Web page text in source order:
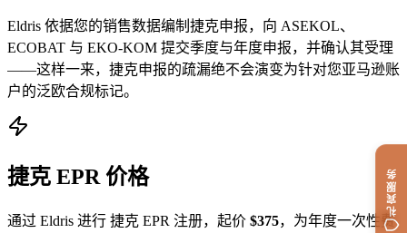
Eldris 依据您的销售数据编制捷克申报，向 ASEKOL、
ECOBAT 与 EKO-KOM 提交季度与年度申报，并确认其受理
——这样一来，捷克申报的疏漏绝不会演变为针对您亚马逊账
户的泛欧合规标记。
捷克 EPR 价格
通过 Eldris 进行 捷克 EPR 注册，起价 $375，为年度一次性费
礼宾服务